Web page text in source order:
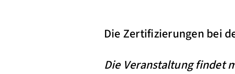
Die Zertifizierungen bei
Die Veranstaltung findet